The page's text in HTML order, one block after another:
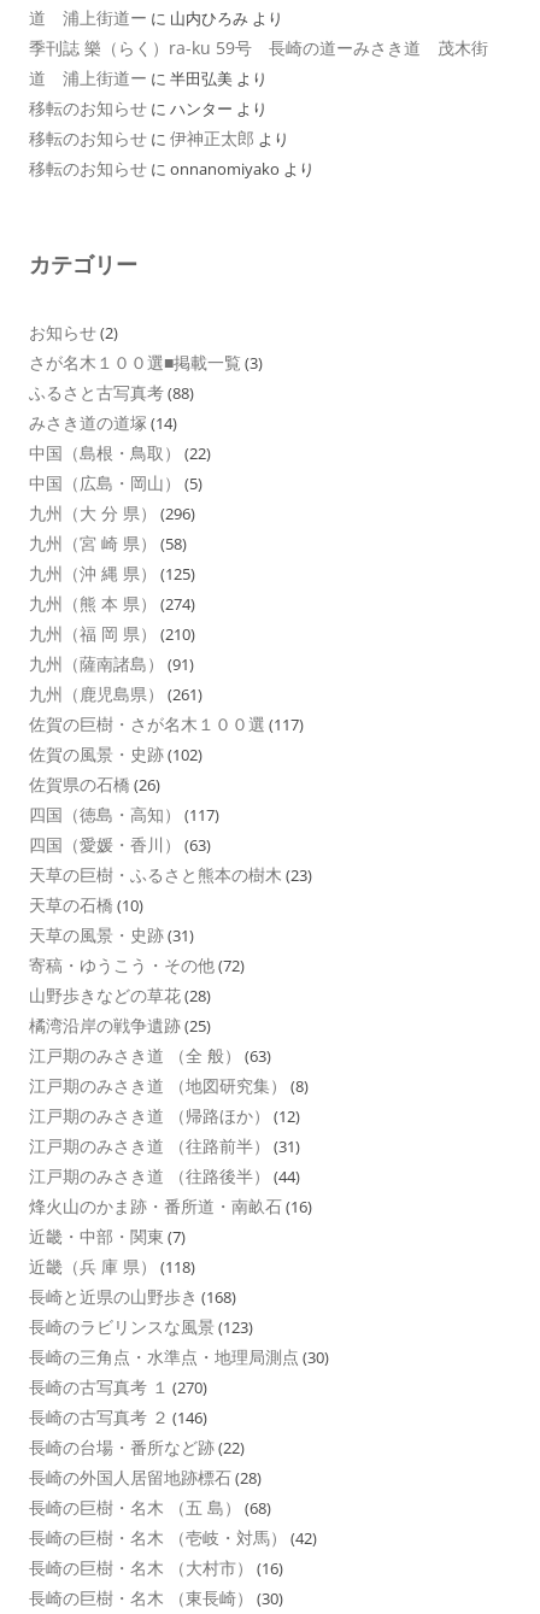
道 浦上街道ー に 山内ひろみ より
季刊誌 樂（らく）ra-ku 59号 長崎の道ーみさき道 茂木街
道 浦上街道ー に 半田弘美 より
移転のお知らせ に ハンター より
移転のお知らせ に 伊神正太郎 より
移転のお知らせ に onnanomiyako より
カテゴリー
お知らせ(2)
さが名木１００選■掲載一覧 (3)
ふるさと古写真考(88)
みさき道の道塚 (14)
中国（島根・鳥取） (22)
中国（広島・岡山） (5)
九州（大 分 県） (296)
九州（宮 崎 県） (58)
九州（沖 縄 県） (125)
九州（熊 本 県） (274)
九州（福 岡 県） (210)
九州（薩南諸島） (91)
九州（鹿児島県） (261)
佐賀の巨樹・さが名木１００選 (117)
佐賀の風景・史跡(102)
佐賀県の石橋 (26)
四国（徳島・高知） (117)
四国（愛媛・香川） (63)
天草の巨樹・ふるさと熊本の樹木 (23)
天草の石橋 (10)
天草の風景・史跡(31)
寄稿・ゆうこう・その他(72)
山野歩きなどの草花(28)
橘湾沿岸の戦争遺跡(25)
江戸期のみさき道 （全 般） (63)
江戸期のみさき道 （地図研究集） (8)
江戸期のみさき道 （帰路ほか） (12)
江戸期のみさき道 （往路前半） (31)
江戸期のみさき道 （往路後半） (44)
烽火山のかま跡・番所道・南畝石(16)
近畿・中部・関東 (7)
近畿（兵 庫 県） (118)
長崎と近県の山野歩き (168)
長崎のラビリンスな風景 (123)
長崎の三角点・水準点・地理局測点 (30)
長崎の古写真考 １ (270)
長崎の古写真考 ２ (146)
長崎の台場・番所など跡(22)
長崎の外国人居留地跡標石(28)
長崎の巨樹・名木 （五 島） (68)
長崎の巨樹・名木 （壱岐・対馬） (42)
長崎の巨樹・名木 （大村市） (16)
長崎の巨樹・名木 （東長崎） (30)